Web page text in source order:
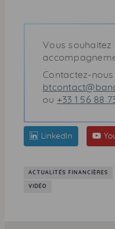
Vous souhaitez
Contactez-nous
ou +33 1 56 88
LinkedIn
ACTUALITÉS FINANCIÈRES
VIDÉO